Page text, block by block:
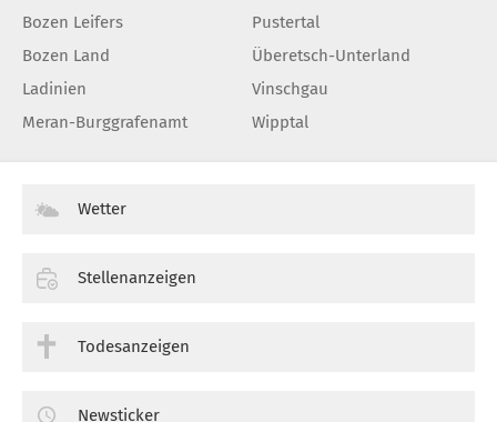
Bozen Leifers
Bozen Land
Ladinien
Meran-Burggrafenamt
Pustertal
Überetsch-Unterland
Vinschgau
Wipptal
Wetter
Stellenanzeigen
Todesanzeigen
Newsticker